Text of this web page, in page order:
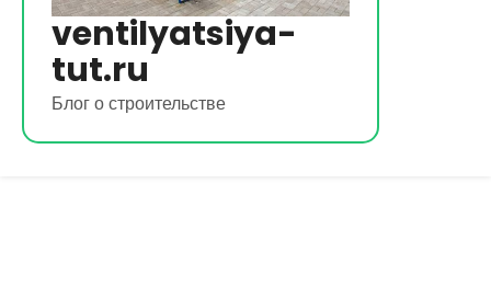
ventilyatsiya-
tut.ru
Блог о строительстве